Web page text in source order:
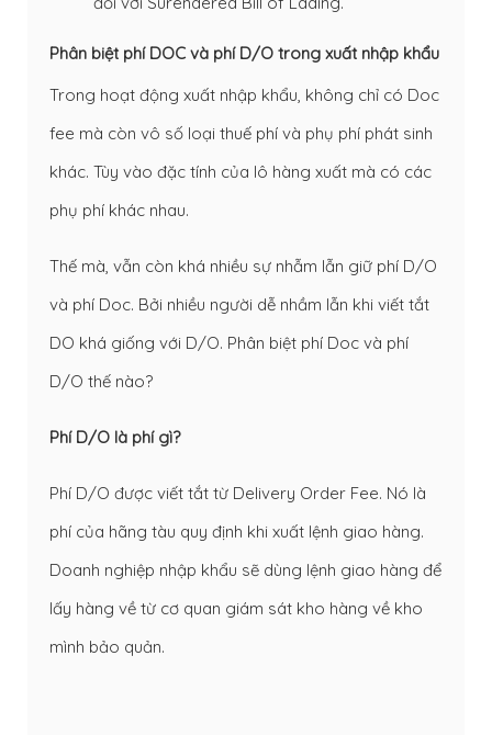
Phân biệt phí DOC và phí D/O trong xuất nhập khẩu
Trong hoạt động xuất nhập khẩu, không chỉ có Doc
fee mà còn vô số loại thuế phí và phụ phí phát sinh
khác. Tùy vào đặc tính của lô hàng xuất mà có các
phụ phí khác nhau.
Thế mà, vẫn còn khá nhiều sự nhẫm lẫn giữ phí D/O
và phí Doc. Bởi nhiều người dễ nhầm lẫn khi viết tắt
DO khá giống với D/O. Phân biệt phí Doc và phí
D/O thế nào?
Phí D/O là phí gì?
Phí D/O được viết tắt từ Delivery Order Fee. Nó là
phí của hãng tàu quy định khi xuất lệnh giao hàng.
Doanh nghiệp nhập khẩu sẽ dùng lệnh giao hàng để
lấy hàng về từ cơ quan giám sát kho hàng về kho
mình bảo quản.